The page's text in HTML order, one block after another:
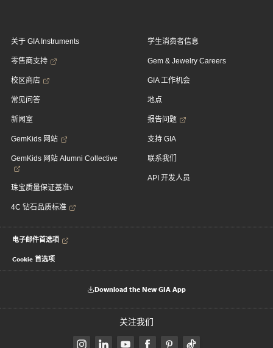
关于 GIA Instruments
零售商支持
校区商店
常见问答
新闻室
GemKids 网站
GemKids 网站 Alumni Collective
珠宝质量保证基准v
4C 钻石品质标准
学生消费者信息
Gem & Jewelry Careers
GIA 工作机会
地点
报告问题
支持 GIA
联系我们
API 开发人员
电子邮件首选项
Cookie 首选项
Download the New GIA App
关注我们